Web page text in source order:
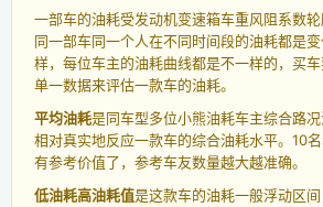
一部车的油耗受发动机变速箱车重风阻系数轮
同一部车同一个人在不同时间段的油耗都是
样，每位车主的油耗曲线都是不一样的，买
单一数据来评估一款车的油耗。
平均油耗是同车型多位小熊油耗车主综合路
相对真实地反应一款车的综合油耗水平。10
有参考价值了，参考车友数量越大越准确。
低油耗高油耗值是这款车的油耗一般浮动区